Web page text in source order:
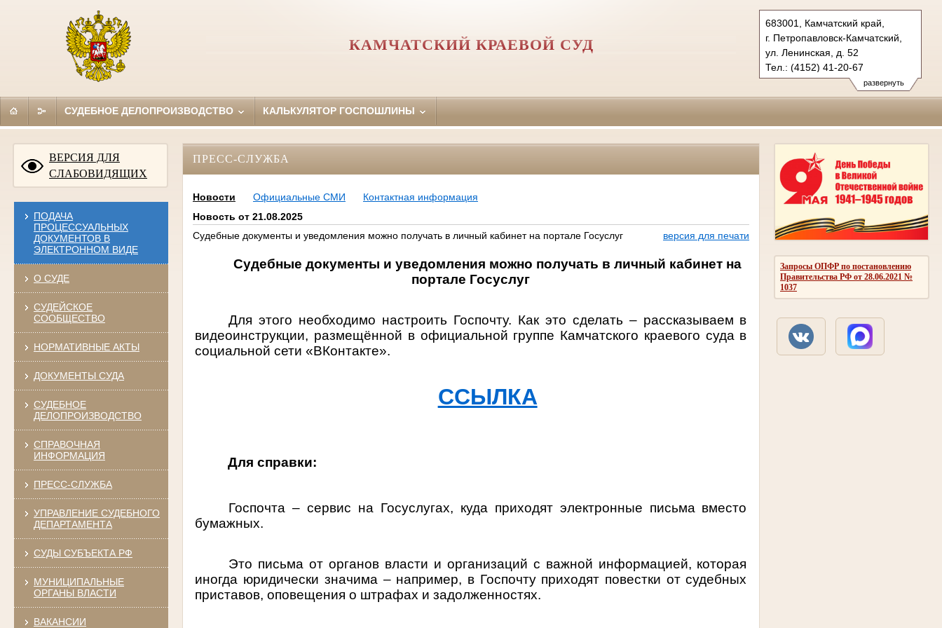
развернуть
683001, Камчатский край,
г. Петропавловск-Камчатский,
ул. Ленинская, д. 52
Тел.: (4152) 41-20-67
kray.kam@sudrf.ru
КАМЧАТСКИЙ КРАЕВОЙ СУД
СУДЕБНОЕ ДЕЛОПРОИЗВОДСТВО КАЛЬКУЛЯТОР ГОСПОШЛИНЫ
ВЕРСИЯ ДЛЯ
СЛАБОВИДЯЩИХ
ПОДАЧА
ПРОЦЕССУАЛЬНЫХ
ДОКУМЕНТОВ В
ЭЛЕКТРОННОМ ВИДЕ
О СУДЕ
СУДЕЙСКОЕ
СООБЩЕСТВО
НОРМАТИВНЫЕ АКТЫ
ДОКУМЕНТЫ СУДА
СУДЕБНОЕ
ДЕЛОПРОИЗВОДСТВО
СПРАВОЧНАЯ
ИНФОРМАЦИЯ
ПРЕСС-СЛУЖБА
УПРАВЛЕНИЕ СУДЕБНОГО
ДЕПАРТАМЕНТА
СУДЫ СУБЪЕКТА РФ
МУНИЦИПАЛЬНЫЕ
ОРГАНЫ ВЛАСТИ
ВАКАНСИИ
Запросы ОПФР по постановлению
Правительства РФ от 28.06.2021 №
1037
ПРЕСС-СЛУЖБА
Новости Официальные СМИ
Контактная информация
Новость от 21.08.2025
Судебные документы и уведомления можно получать в личный кабинет на портале Госуслуг
версия для печати
Судебные документы и уведомления можно получать в личный кабинет на
портале Госуслуг
Для этого необходимо настроить Госпочту. Как это сделать – рассказываем в
видеоинструкции, размещённой в официальной группе Камчатского краевого суда в
социальной сети «ВКонтакте».
ССЫЛКА
Для справки:
Госпочта – сервис на Госуслугах, куда приходят электронные письма вместо
бумажных.
Это письма от органов власти и организаций с важной информацией, которая
иногда юридически значима – например, в Госпочту приходят повестки от судебных
приставов, оповещения о штрафах и задолженностях.